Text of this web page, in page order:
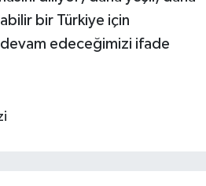
bir Türkiye için
devam edeceğimizi ifade